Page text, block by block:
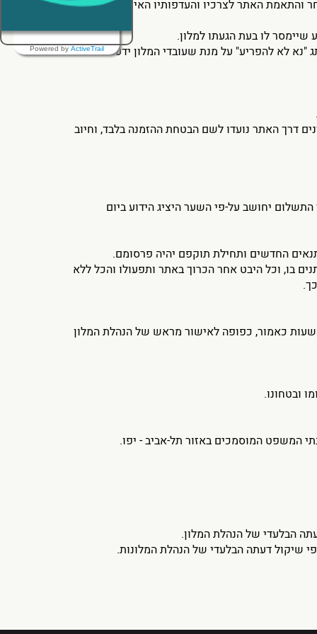
האתר לצרכיו והעדפותיו האישיות.
לא להפריע" על מנת שעובדי המלון ידעו כי הוא
דרך האתר נועדו לשם הבטחת ההזמנה בלבד, וחיוב
יחושב על-פי השער היציג הידוע ביום
בו, וכל היבט אחר הכרוך באתר ותפעולו והכל ללא
הגעה ו/או עזיבה שלא לפני/לאחר השעות כאמור, כפופה לאישור מראש של הנהלת המלון
Powered by ActiveTrail